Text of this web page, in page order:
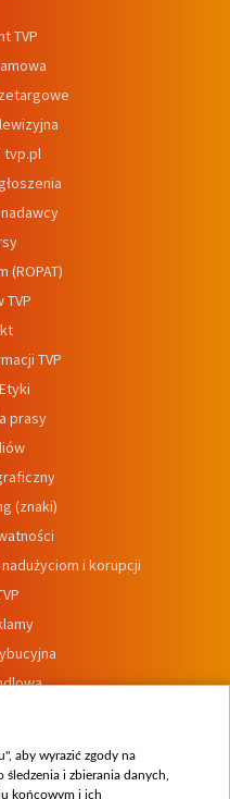
TVP
tvp.pl
(ROPAT)
TVP
TVP
prasy
(znaki)
i korupcji
wewnętrznych
aby wyrazić zgody na
i zbierania danych,
końcowym i ich